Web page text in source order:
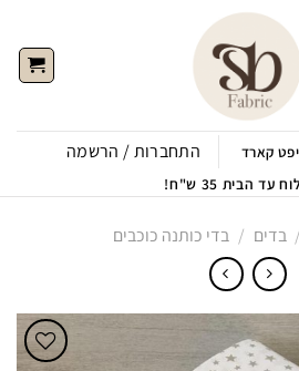
קארד התחברות / הרשמה
עד הבית 35 ש"ח!
/ בדים / בדי כותנה כוכבים